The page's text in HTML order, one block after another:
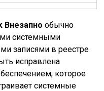
Внезапно обычно
системными
записями в реестре
исправлена
которое
системные